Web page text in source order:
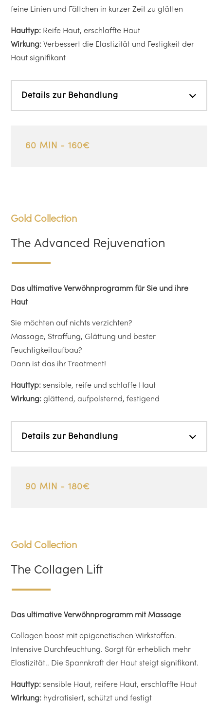
feine Linien und Fältchen in kurzer Zeit zu glätten
Hauttyp: Reife Haut, erschlaffte Haut
Wirkung: Verbessert die Elastizität und Festigkeit der
Haut signifikant
Details zur Behandlung
60 MIN - 160€
Gold Collection
The Advanced Rejuvenation
Das ultimative Verwöhnprogramm für Sie und ihre
Haut
Sie möchten auf nichts verzichten?
Massage, Straffung, Glättung und bester
Feuchtigkeitaufbau?
Dann ist das ihr Treatment!
Hauttyp: sensible, reife und schlaffe Haut
Wirkung: glättend, aufpolsternd, festigend
Details zur Behandlung
90 MIN - 180€
Gold Collection
The Collagen Lift
Das ultimative Verwöhnprogramm mit Massage
Collagen boost mit epigenetischen Wirkstoffen.
Intensive Durchfeuchtung. Sorgt für erheblich mehr
Elastizität.. Die Spannkraft der Haut steigt signifikant.
Hauttyp: sensible Haut, reifere Haut, erschlaffte Haut
Wirkung: hydratisiert, schützt und festigt